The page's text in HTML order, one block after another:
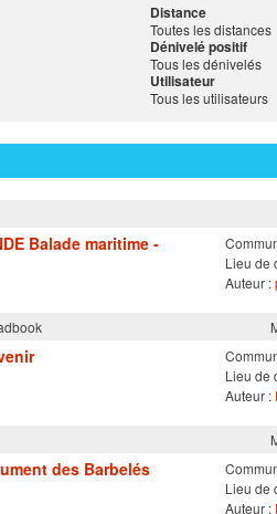
Distance
Toutes les distances
Dénivelé positif
Tous les dénivelés
Utilisateur
Tous les utilisateurs
Balade maritime -
Lieu de
Auteur :
Lieu de
Auteur :
des Barbelés
Lieu de
Auteur :